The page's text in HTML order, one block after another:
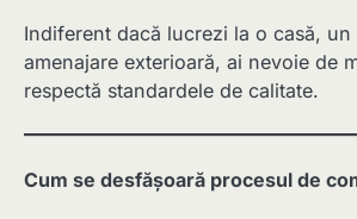
Indiferent dacă lucrezi la o casă,
amenajare exterioară, ai nevoie de
respectă standardele de calitate.
Cum se desfășoară procesul de